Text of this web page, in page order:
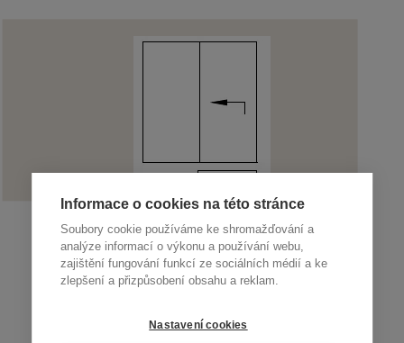
Schéma A
Schéma A
Informace o cookies na této stránce
Soubory cookie používáme ke shromažďování a
analýze informací o výkonu a používání webu,
zajištění fungování funkcí ze sociálních médií a ke
zlepšení a přizpůsobení obsahu a reklam.
Nastavení cookies